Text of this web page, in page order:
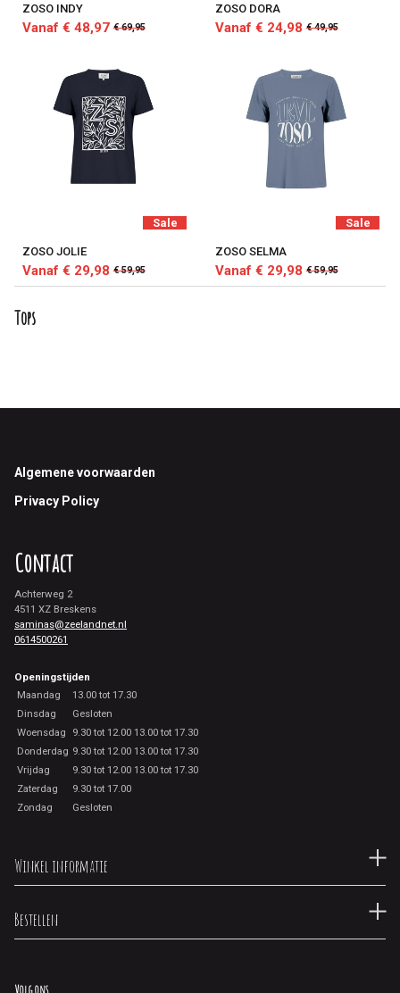
ZOSO INDY
Vanaf € 48,97 € 69,95
ZOSO DORA
Vanaf € 24,98 € 49,95
Sale
ZOSO JOLIE
Vanaf € 29,98 € 59,95
Sale
ZOSO SELMA
Vanaf € 29,98 € 59,95
Tops
Footer
Algemene voorwaarden
Privacy Policy
Contact
Achterweg 2
4511 XZ Breskens
saminas@zeelandnet.nl
0614500261
Openingstijden
Maandag
13.00 tot 17.30
Dinsdag
Gesloten
Woensdag
9.30 tot 12.00 13.00 tot 17.30
Donderdag 9.30 tot 12.00 13.00 tot 17.30
Vrijdag
9.30 tot 12.00 13.00 tot 17.30
Zaterdag
9.30 tot 17.00
Zondag
Gesloten
Winkel informatie
Bestellen
Volg ons